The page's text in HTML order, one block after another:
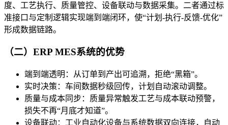
度、工艺执行、质量管控、设备联动与数据采集。二者通过标
准接口与定制逻辑实现端到端闭环，使“计划-执行-反馈-优化”
形成数据链路。
（二）ERP MES系统的优势
端到端透明：从订单到产出可追溯，拒绝“黑箱”。
实时决策：车间数据秒级回传，计划自动滚动调整。
质量与成本同步：质量异常触发工艺与成本联动预警，
损失不再“月底才知道”。
设备联动：工业自动化设备与系统数据双向连接，自动